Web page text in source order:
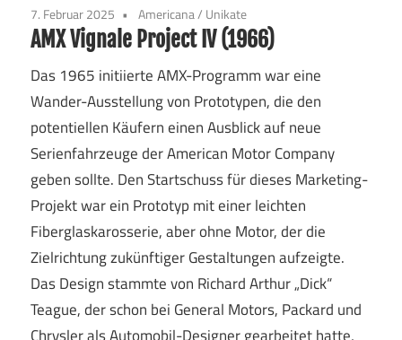
7. Februar 2025 Americana/ Unikate
AMX Vignale Project IV (1966)
Das 1965 initiierte AMX-Programm war eine
Wander-Ausstellung von Prototypen, die den
potentiellen Käufern einen Ausblick auf neue
Serienfahrzeuge der American Motor Company
geben sollte. Den Startschuss für dieses Marketing-
Projekt war ein Prototyp mit einer leichten
Fiberglaskarosserie, aber ohne Motor, der die
Zielrichtung zukünftiger Gestaltungen aufzeigte.
Das Design stammte von Richard Arthur „Dick“
Teague, der schon bei General Motors, Packard und